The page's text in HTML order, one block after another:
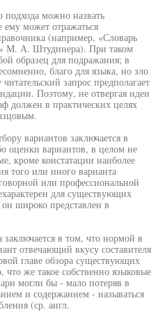
подхода можно назвать
ему может отражаться
(например, «Словарь
М. А. Штудинера). При таком
образец для подражания; в
благо для языка, но зло
запрос предполагает
Поэтому, не отвергая идеи
должен в практических целях
вариантов заключается в
оценки вариантов, в целом не
кроме констатации наиболее
того или иного варианта
или профессиональной
для существующих
широко представлен в
заключается в том, что нормой в
отвечающий вкусу составителя
главе обзора существующих
что же такое собственно языковые
могли бы - мало потеряв в
и содержанием - называться
(ср. англ.